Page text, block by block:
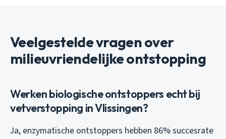
Veelgestelde vragen over
milieuvriendelijke ontstopping
Werken biologische ontstoppers echt bij
vetverstopping in Vlissingen?
Ja, enzymatische ontstoppers hebben 86% succesrate